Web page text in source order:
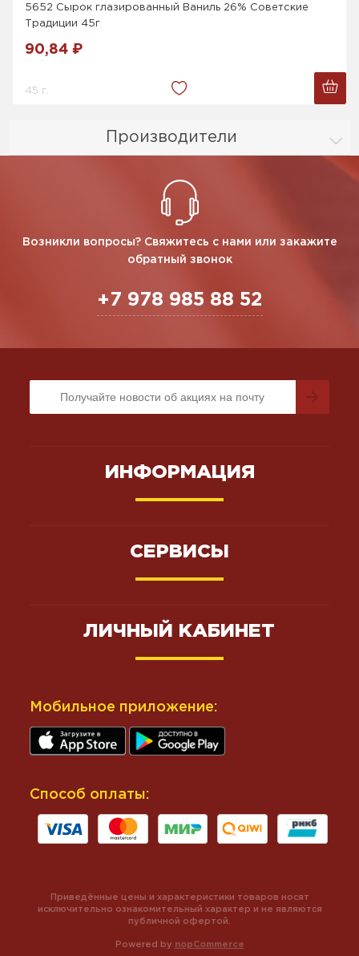
Производители
5652 Сырок глазированный Ваниль 26% Советские
Традиции 45г
90,84 ₽
45 г.
Возникли вопросы? Свяжитесь с нами или закажите
обратный звонок
+7 978 985 88 52
ИНФОРМАЦИЯ
СЕРВИСЫ
ЛИЧНЫЙ КАБИНЕТ
Мобильное приложение:
Способ оплаты:
Powered by nopCommerce
Приведённые цены и характеристики товаров носят
исключительно ознакомительный характер и не являются
публичной офертой.